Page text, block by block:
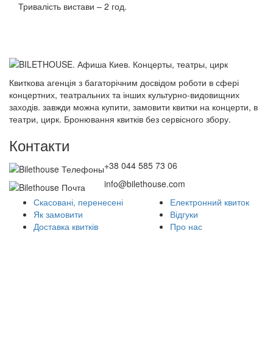
Тривалість вистави – 2 год.
Квиткова агенція з багаторічним досвідом роботи в сфері
концертних, театральних та інших культурно-видовищних
заходів. завжди можна купити, замовити квитки на концерти, в
театри, цирк. Бронювання квитків без сервісного збору.
Контакти
+38 044 585 73 06
info@bilethouse.com
Скасовані, перенесені
Як замовити
Доставка квитків
Електронний квиток
Відгуки
Про нас